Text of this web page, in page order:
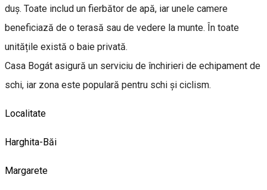
duș. Toate includ un fierbător de apă, iar unele camere
beneficiază de o terasă sau de vedere la munte. În toate
unitățile există o baie privată.
Casa Bogát asigură un serviciu de închirieri de echipament de
schi, iar zona este populară pentru schi și ciclism.
Localitate
Harghita-Băi
Margarete